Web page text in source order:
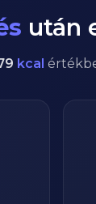
után
kcal